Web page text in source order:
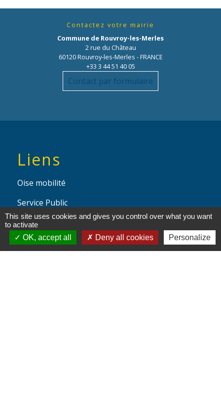
Contactez votre mairie
Commune de Rouvroy-les-Merles
2 rue du Château
60120 Rouvroy-les-Merles - FRANCE
+33 3 44 51 40 05
Contact par formulaire
Liens
Oise mobilité
Service Public
Agence nationale des titres
sécurisés
This site uses cookies and gives you control over what you want
to activate
OK, accept all
Deny all cookies Personalize